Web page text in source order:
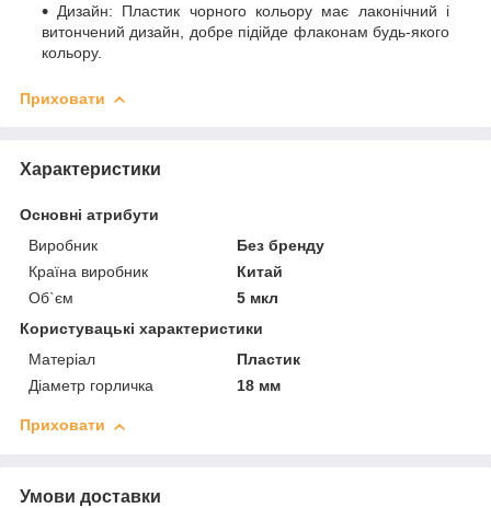
Дизайн: Пластик чорного кольору має лаконічний і
витончений дизайн, добре підійде флаконам будь-якого
кольору.
Приховати
Характеристики
Основні атрибути
Виробник
Без бренду
Країна виробник
Китай
Об`єм
5 мкл
Користувацькі характеристики
Матеріал
Пластик
Діаметр горличка
18 мм
Приховати
Умови доставки